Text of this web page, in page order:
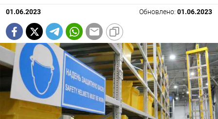
01.06.2023 Обновлено: 01.06.2023